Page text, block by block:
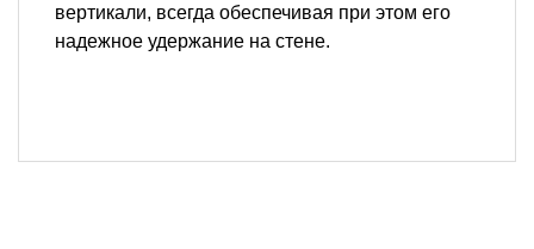
вертикали, всегда обеспечивая при этом его
надежное удержание на стене.